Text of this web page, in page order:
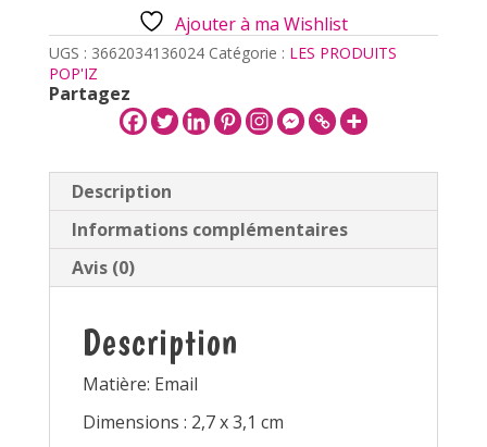
Ajouter à ma Wishlist
UGS : 3662034136024 Catégorie : LES PRODUITS
POP'IZ
Partagez
Description
Informations complémentaires
Avis (0)
Description
Matière: Email
Dimensions : 2,7 x 3,1 cm